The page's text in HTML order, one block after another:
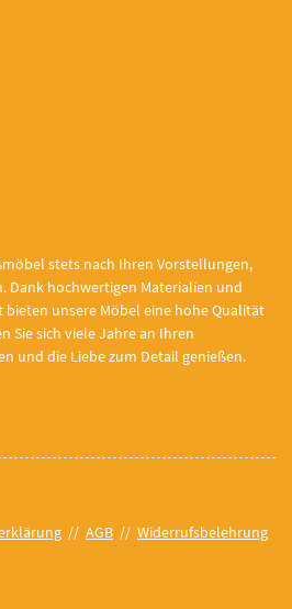
stets nach Ihren Vorstellungen,
Dank hochwertigen Materialien und
unsere Möbel eine hohe Qualität
Sie sich viele Jahre an Ihren
und die Liebe zum Detail genießen.
// AGB // Widerrufsbelehrung